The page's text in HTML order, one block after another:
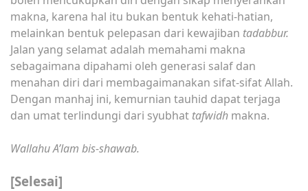
makna, karena hal itu bukan bentuk kehati-hatian,
melainkan bentuk pelepasan dari kewajiban tadabbur.
Jalan yang selamat adalah memahami makna
sebagaimana dipahami oleh generasi salaf dan
menahan diri dari membagaimanakan sifat-sifat Allah.
Dengan manhaj ini, kemurnian tauhid dapat terjaga
dan umat terlindungi dari syubhat tafwidh makna.
Wallahu A’lam bis-shawab.
[Selesai]